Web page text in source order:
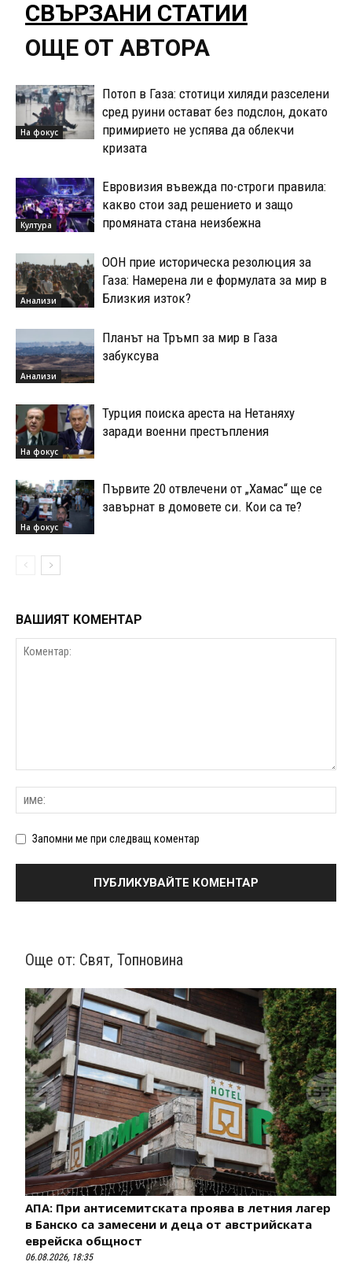
СВЪРЗАНИ СТАТИИ
ОЩЕ ОТ АВТОРА
На фокус
Потоп в Газа: стотици хиляди разселени
сред руини остават без подслон, докато
примирието не успява да облекчи
кризата
Култура
Евровизия въвежда по-строги правила:
какво стои зад решението и защо
промяната стана неизбежна
Анализи
ООН прие историческа резолюция за
Газа: Намерена ли е формулата за мир в
Близкия изток?
Анализи
Планът на Тръмп за мир в Газа
забуксува
На фокус
Турция поиска ареста на Нетаняху
заради военни престъпления
На фокус
Първите 20 отвлечени от „Хамас“ ще се
завърнат в домовете си. Кои са те?
ВАШИЯТ КОМЕНТАР
Запомни ме при следващ коментар
Още от: Свят, Топновина
АПА: При антисемитската проява в летния лагер
в Банско са замесени и деца от австрийската
еврейска общност
06.08.2026, 18:35